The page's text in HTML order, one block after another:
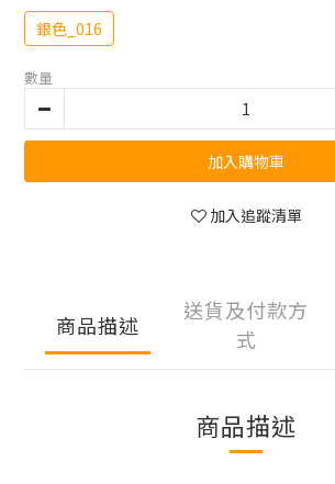
銀色_016
數量
加入購物車
加入追蹤清單
商品描述
送貨及付款方
式
商品描述